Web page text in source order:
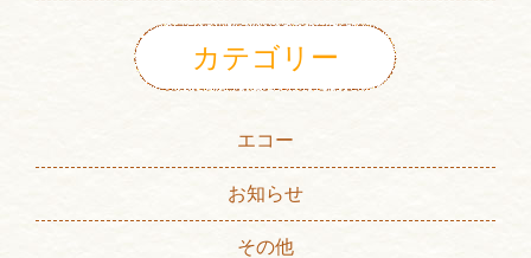
カテゴリー
エコー
お知らせ
その他